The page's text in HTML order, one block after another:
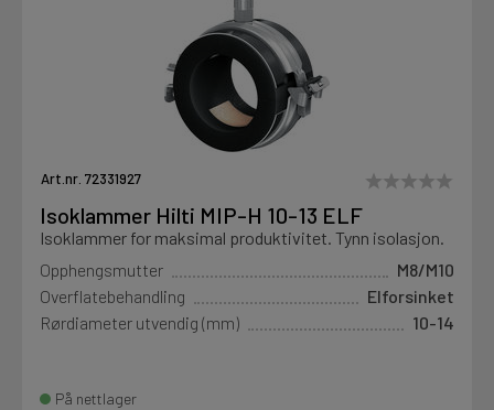
Art.nr. 72331927
Isoklammer Hilti MIP-H 10-13 ELF
Isoklammer for maksimal produktivitet. Tynn isolasjon.
Opphengsmutter
M8/M10
Overflatebehandling
Elforsinket
Rørdiameter utvendig (mm)
10-14
På nettlager